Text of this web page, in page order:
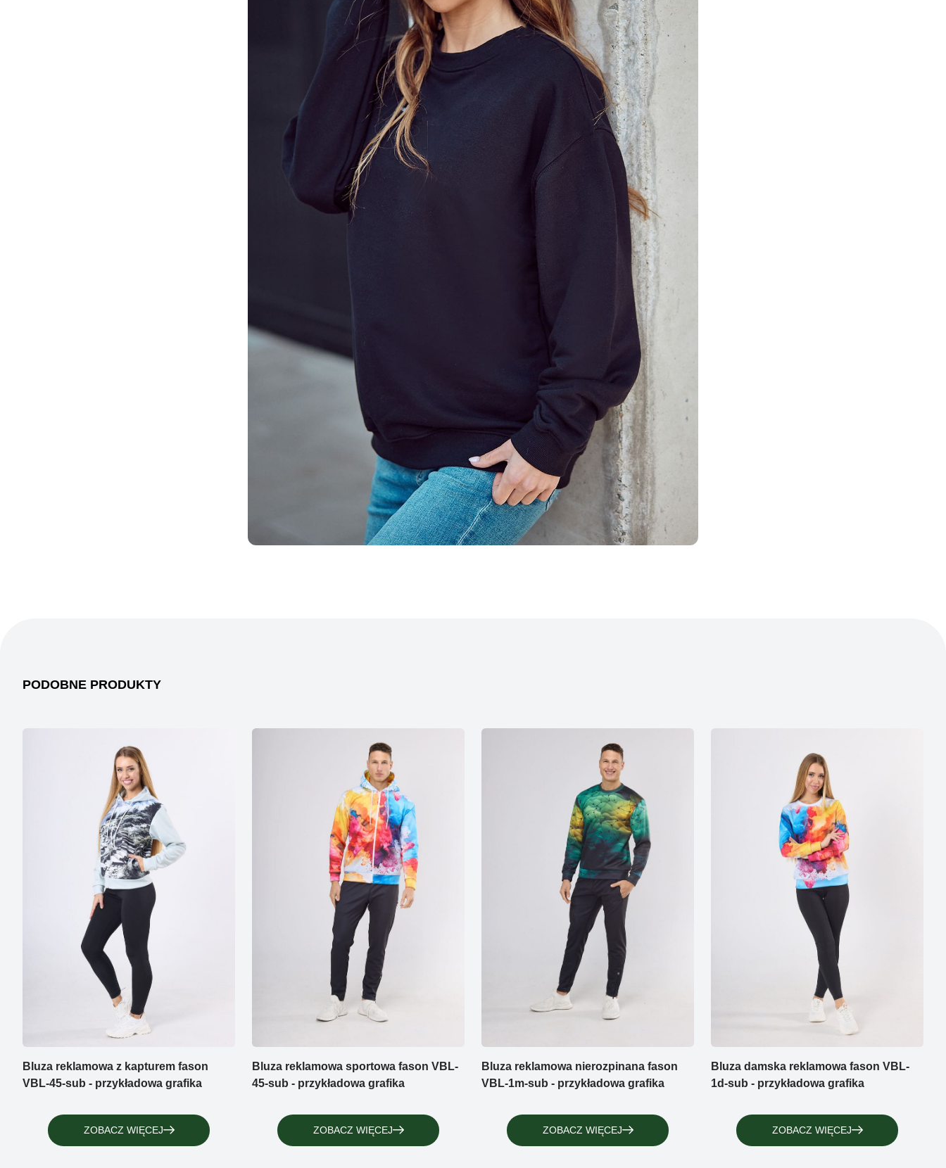
PODOBNE PRODUKTY
Bluza reklamowa z kapturem fason
VBL-45-sub - przykładowa grafika
ZOBACZ WIĘCEJ
Bluza reklamowa sportowa fason VBL-
45-sub - przykładowa grafika
ZOBACZ WIĘCEJ
Bluza reklamowa nierozpinana fason
VBL-1m-sub - przykładowa grafika
ZOBACZ WIĘCEJ
Bluza damska reklamowa fason VBL-
1d-sub - przykładowa grafika
ZOBACZ WIĘCEJ